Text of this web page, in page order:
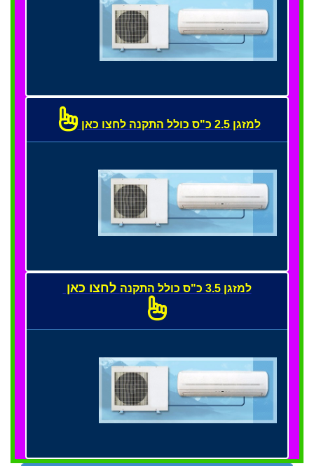
למזגן 2.5 כ"ס כולל התקנה לחצו כאן
למזגן 3.5 כ"ס כולל התקנה לחצו כאן